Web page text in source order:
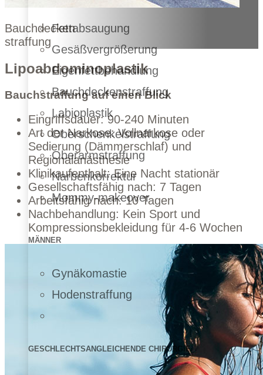
Fettabsaugung
Gesäßvergrößerung
Eigenfettbehandlung
Bauchdeckenstraffung
Labioplastik
Oberschenkelstraffung
Oberarmstraffung
Narbenkorrektur
Mommy-makeover
MÄNNER
Gynäkomastie
Hodenstraffung
GESCHLECHTSANGLEICHENDE CHIRURGIE
Bauchdecken
straffung
Lipoabdominoplastik
Bauchstraffung auf einen Blick
Eingriffsdauer: 90-240 Minuten
Art der Narkose: Vollnarkose oder
Sedierung (Dämmerschlaf) und
Regionalanästhesie
Klinikaufenthalt: Eine Nacht stationär
Gesellschaftsfähig nach: 7 Tagen
Arbeitsfähig nach: 10 Tagen
Nachbehandlung: Kein Sport und
Kompressionsbekleidung für 4-6 Wochen